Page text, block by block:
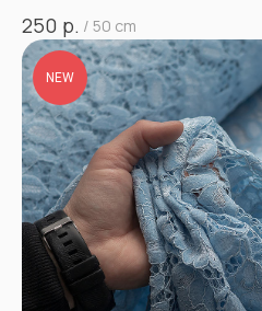
250 р. / 50 cm
NEW